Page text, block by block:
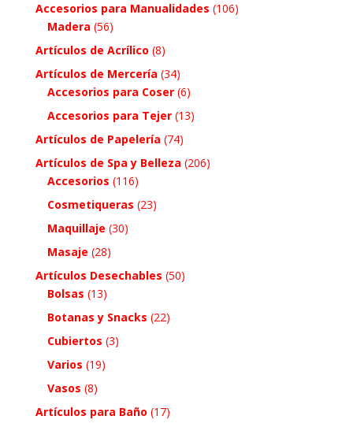
Accesorios para Manualidades (106)
Madera (56)
Artículos de Acrílico (8)
Artículos de Mercería (34)
Accesorios para Coser (6)
Accesorios para Tejer (13)
Artículos de Papelería (74)
Artículos de Spa y Belleza (206)
Accesorios (116)
Cosmetiqueras (23)
Maquillaje (30)
Masaje (28)
Artículos Desechables (50)
Bolsas (13)
Botanas y Snacks (22)
Cubiertos (3)
Varios (19)
Vasos (8)
Artículos para Baño (17)